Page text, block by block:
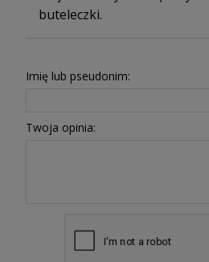
buteleczki.
Imię lub pseudonim:
Twoja opinia: